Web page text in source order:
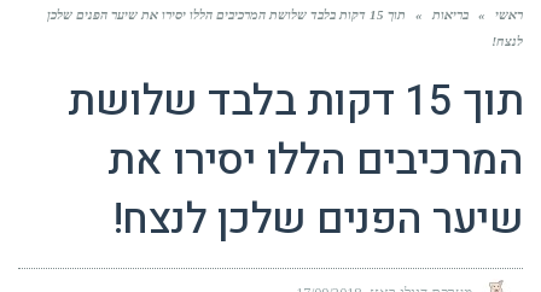
ראשי » בריאות »
תוך 15 דקות בלבד שלושת המרכיבים הללו יסירו את שיער הפנים שלכן
לנצח!
תוך 15 דקות בלבד שלושת
המרכיבים הללו יסירו את
שיער הפנים שלכן לנצח!